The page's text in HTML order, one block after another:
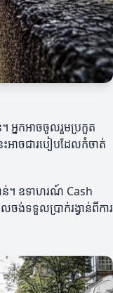
។ អ្នកអាចចូលរួមប្រកួត
ះអាចជារបៀបដែលកំចាត់
ាន់។ ឧទាហរណ៍ Cash
ង់ទទួលប្រាក់រង្វាន់ពីការ